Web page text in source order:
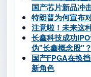
国产芯片新品冲
特朗普为何宣布
注意啦！未来这
长鑫科技成功
伪"长鑫概念股"？
国产FPGA在换
新角色